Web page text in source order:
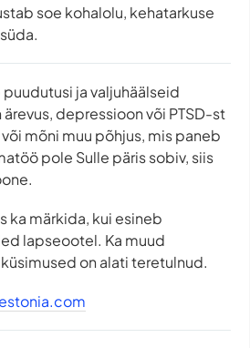
soe kohalolu, kehatarkuse
ja valjuhäälseid
ärevus, depressioon või PTSD-st
mõni muu põhjus, mis paneb
pole Sulle päris sobiv, siis
ka märkida, kui esineb
lapseootel. Ka muud
on alati teretulnud.